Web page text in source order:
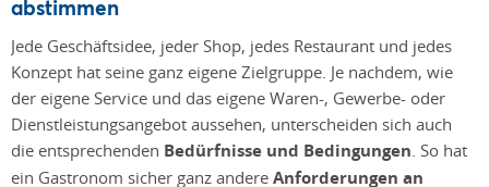
abstimmen
Jede Geschäftsidee, jeder Shop, jedes Restaurant und jedes
Konzept hat seine ganz eigene Zielgruppe. Je nachdem, wie
der eigene Service und das eigene Waren-, Gewerbe- oder
Dienstleistungsangebot aussehen, unterscheiden sich auch
die entsprechenden Bedürfnisse und Bedingungen . So hat
ein Gastronom sicher ganz andere Anforderungen an